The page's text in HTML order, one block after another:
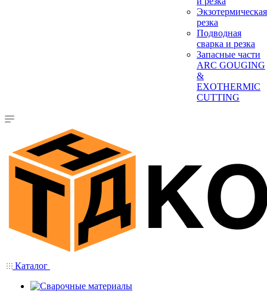
Экзотермическая
резка
Подводная
сварка и резка
Запасные части
ARC GOUGING
&
EXOTHERMIC
CUTTING
Каталог